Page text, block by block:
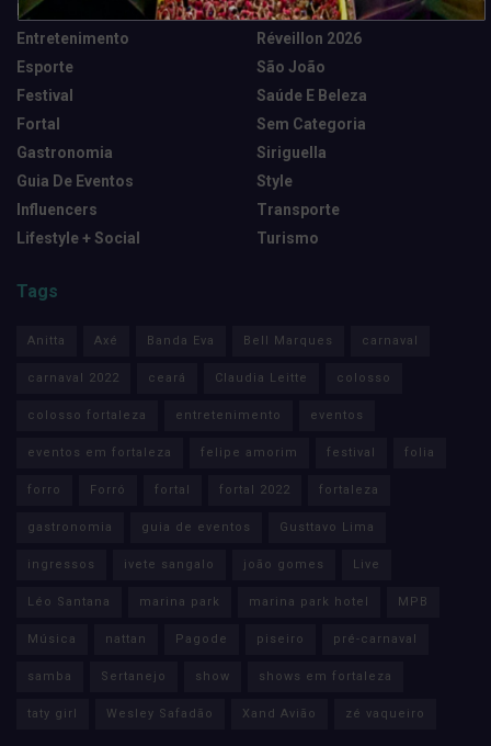
Destaques
Entretenimento
Esporte
Festival
Fortal
Gastronomia
Guia De Eventos
Influencers
Lifestyle + Social
News Tech
Réveillon 2026
São João
Saúde E Beleza
Sem Categoria
Siriguella
Style
Transporte
Turismo
Tags
Anitta Axé Banda Eva Bell Marques carnaval
carnaval 2022 ceará Claudia Leitte colosso
colosso fortaleza entretenimento eventos
eventos em fortaleza felipe amorim festival folia
forro Forró fortal fortal 2022 fortaleza
gastronomia guia de eventos Gusttavo Lima
ingressos ivete sangalo joão gomes Live
Léo Santana marina park marina park hotel MPB
Música nattan Pagode piseiro pré-carnaval
samba Sertanejo show shows em fortaleza
taty girl Wesley Safadão Xand Avião zé vaqueiro